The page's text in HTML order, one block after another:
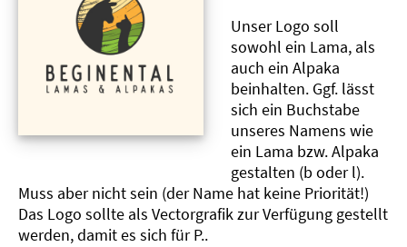
Unser Logo soll
sowohl ein Lama, als
auch ein Alpaka
beinhalten. Ggf. lässt
sich ein Buchstabe
unseres Namens wie
ein Lama bzw. Alpaka
gestalten (b oder l).
Muss aber nicht sein (der Name hat keine Priorität!)
Das Logo sollte als Vectorgrafik zur Verfügung gestellt
werden, damit es sich für P..